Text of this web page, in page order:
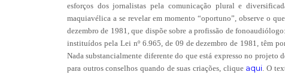
esforços dos jornalistas pela comunicação plural e
maquiavélica a se revelar em momento “oportuno”, observe o
dezembro de 1981, que dispõe sobre a profissão de
instituídos pela Lei nº 6.965, de 09 de dezembro de 1981, têm
Nada substancialmente diferente do que está expresso no projeto
para outros conselhos quando de suas criações, clique aqui . O